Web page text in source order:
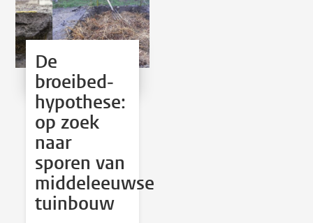
De
broeibed­
hypothese:
op zoek
naar
sporen van
middeleeuwse
tuinbouw